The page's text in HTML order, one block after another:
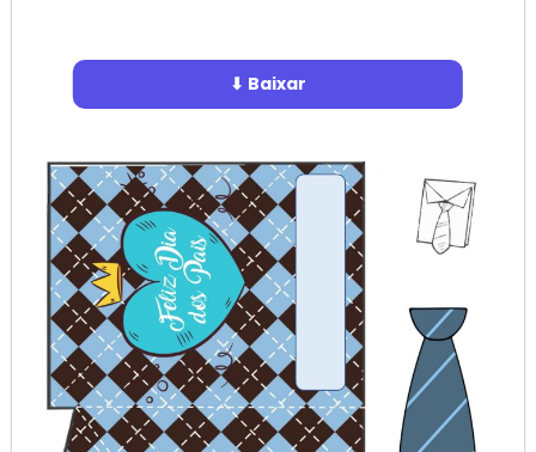
⬇ Baixar